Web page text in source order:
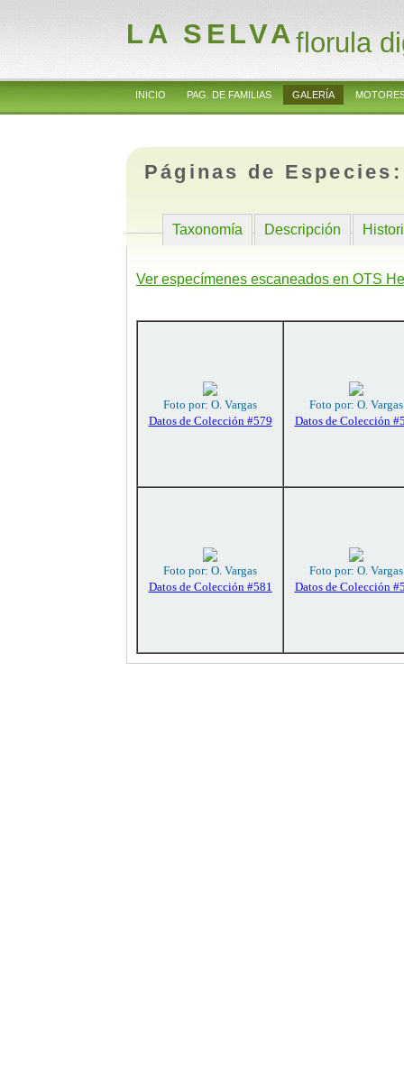
LA SELVAflorula
INICIO PAG. DE FAMILIAS GALERÍA
Páginas de
Taxonomía Descripción
Ver especímenes escaneados en OTS
Foto por: O. Vargas
Datos de Colección #579
Foto por: O. Vargas
Datos de Colección
Foto por: O. Vargas
Datos de Colección #581
Foto por: O. Vargas
Datos de Colección